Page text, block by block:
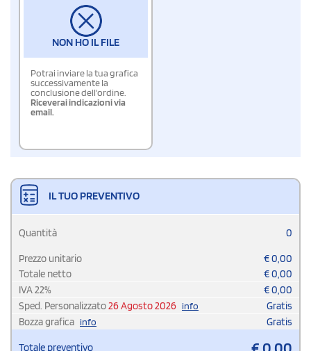
NON HO IL FILE
Potrai inviare la tua grafica
successivamente la
conclusione dell'ordine.
Riceverai indicazioni via
email.
IL TUO PREVENTIVO
Quantità 0
Prezzo unitario €0,00
Totale netto
€0,00
IVA22% €0,00
Sped. Personalizzato26 Agosto 2026 info
Gratis
Bozza grafica info Gratis
Totale preventivo